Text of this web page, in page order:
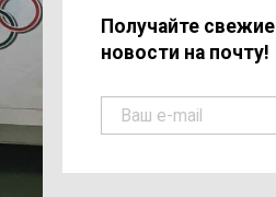
Получайте свежие
новости на почту!